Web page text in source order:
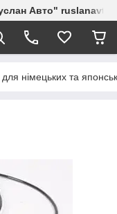
Авто"
німецьких та